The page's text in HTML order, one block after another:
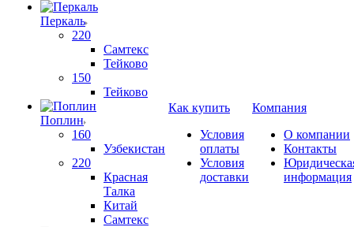
Перкаль
220
Самтекс
Тейково
150
Тейково
Поплин
160
Узбекистан
220
Красная
Талка
Китай
Самтекс
Как купить
Условия
оплаты
Условия
доставки
Компания
О компании
Контакты
информация